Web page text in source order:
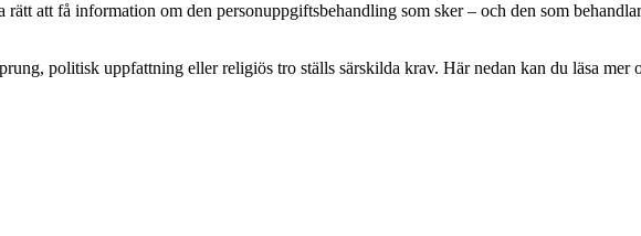
att få information om den personuppgiftsbehandling som sker – och den som
politisk uppfattning eller religiös tro ställs särskilda krav. Här nedan kan du läsa mer